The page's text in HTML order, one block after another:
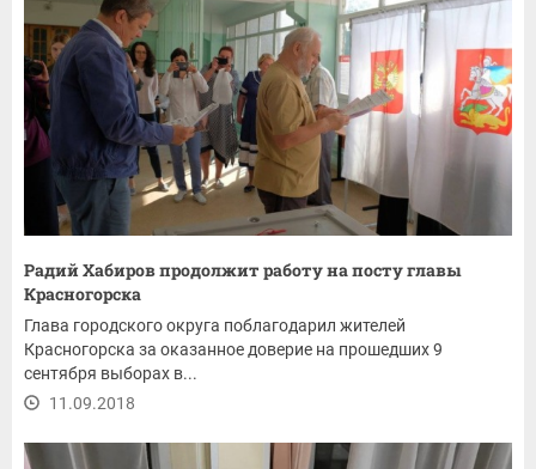
Радий Хабиров продолжит работу на посту главы
Красногорска
Глава городского округа поблагодарил жителей
Красногорска за оказанное доверие на прошедших 9
сентября выборах в...
11.09.2018